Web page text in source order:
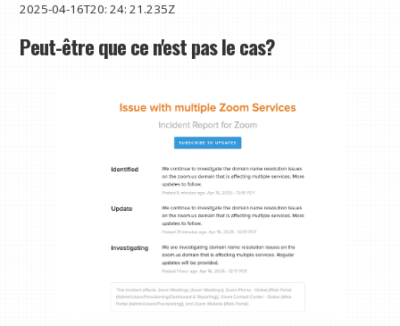
2025-04-16T20: 24: 21.235Z
Peut-être que ce n'est pas le cas?